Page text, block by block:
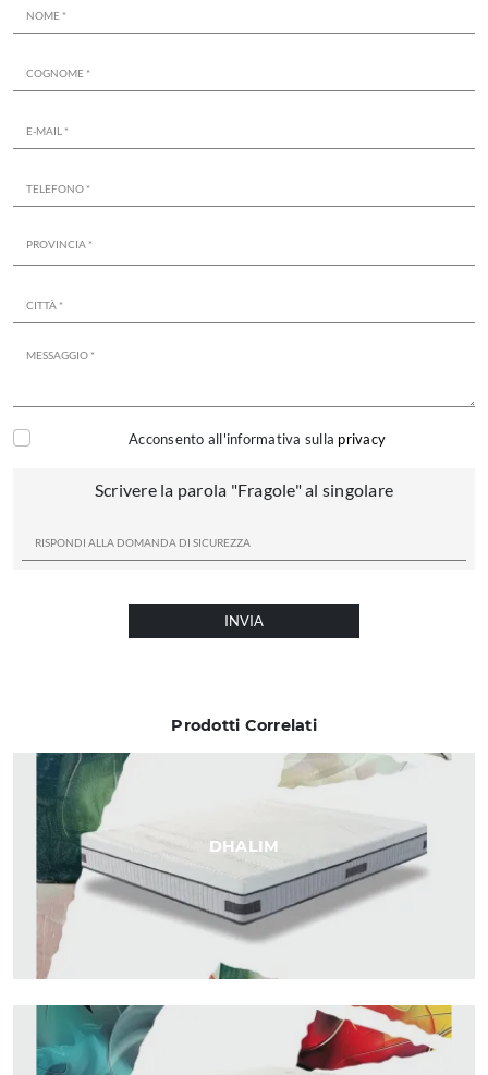
Prodotti Correlati
DHALIM
Acconsento all'informativa sulla privacy
Scrivere la parola "Fragole" al singolare
INVIA